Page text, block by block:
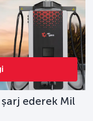
şarj ederek Mil